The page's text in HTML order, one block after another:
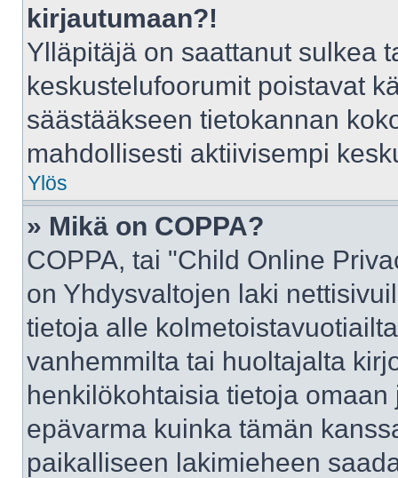
kirjautumaan?!
Ylläpitäjä on saattanut sulkea
keskustelufoorumit poistavat
säästääkseen tietokannan
mahdollisesti aktiivisempi
Ylös
» Mikä on COPPA?
COPPA, tai "Child Online
on Yhdysvaltojen laki
tietoja alle
vanhemmilta tai huoltajalta
henkilökohtaisia tietoja
epävarma kuinka tämän
paikalliseen lakimieheen